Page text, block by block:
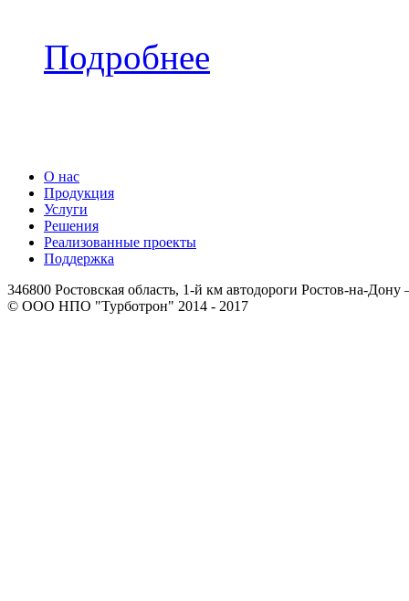
Подробнее
О нас
Продукция
Услуги
Решения
Реализованные проекты
Поддержка
346800 Ростовская область, 1-й км автодороги Ростов-на-
© ООО НПО "Турботрон" 2014 - 2017